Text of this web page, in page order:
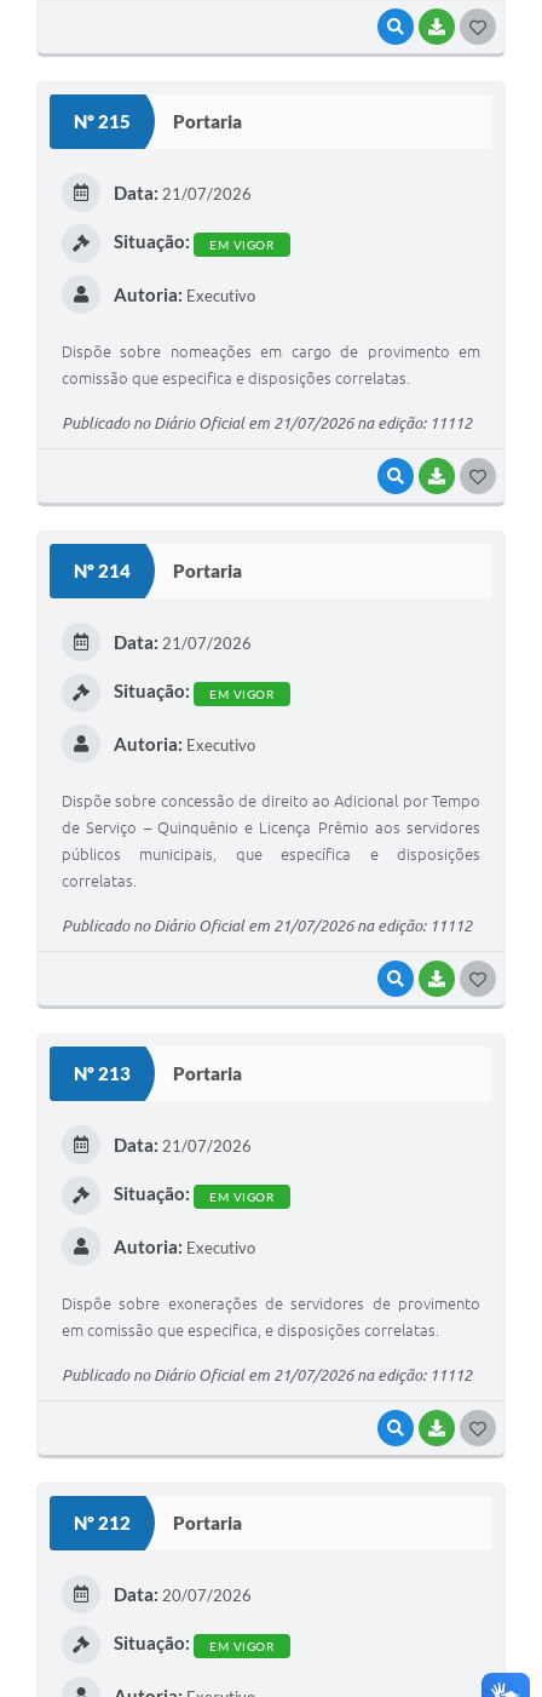
VISUALIZAR
BAIXAR
Nº 215 Portaria
VISUALIZAR
BAIXAR
Data: 21/07/2026
Situação: EM VIGOR
Autoria: Executivo
Dispõe sobre nomeações em cargo de provimento em
comissão que especifica e disposições correlatas.
Publicado no Diário Oficial em 21/07/2026 na edição: 11112
Nº 214 Portaria
VISUALIZAR
BAIXAR
Data: 21/07/2026
Situação: EM VIGOR
Autoria: Executivo
Dispõe sobre concessão de direito ao Adicional por Tempo
de Serviço – Quinquênio e Licença Prêmio aos servidores
públicos municipais, que específica e disposições
correlatas.
Publicado no Diário Oficial em 21/07/2026 na edição: 11112
Nº 213 Portaria
VISUALIZAR
BAIXAR
Data: 21/07/2026
Situação: EM VIGOR
Autoria: Executivo
Dispõe sobre exonerações de servidores de provimento
em comissão que especifica, e disposições correlatas.
Publicado no Diário Oficial em 21/07/2026 na edição: 11112
Nº 212 Portaria
Data: 20/07/2026
Situação: EM VIGOR